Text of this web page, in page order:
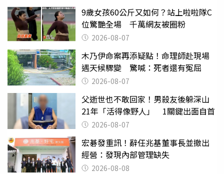
9歲女孩60公斤又如何？站上啦啦隊C
位驚艷全場 千萬網友被圈粉
2026-08-07
木乃伊命案再添疑點！命理師赴現場
遇天候驟變 驚喊：死者還有冤屈
2026-08-07
父逝世也不敢回家！男殺友後躲深山
21年「活得像野人」 1關鍵出面自首
2026-08-07
宏碁發重訊！辭任兆基董事長並撤出
經營：發現內部管理缺失
2026-08-08